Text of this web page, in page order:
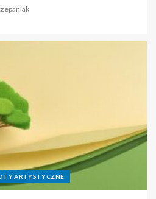
ARTYSTYCZNE